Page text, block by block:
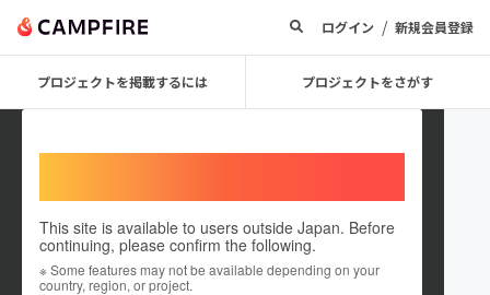
ログイン / 新規会員登録
プロジェクトを掲載するには プロジェクトをさがす
This site is available to users outside Japan. Before
continuing, please confirm the following.
※ Some features may not be available depending on your
country, region, or project.
asmy